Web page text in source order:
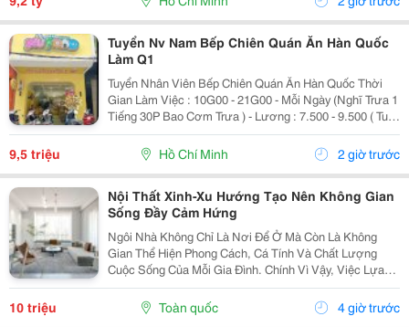
Tuyển Nv Nam Bếp Chiên Quán Ăn Hàn Quốc
Làm Q1
Tuyển Nhân Viên Bếp Chiên Quán Ăn Hàn Quốc Thời
Gian Làm Việc : 10G00 - 21G00 - Mỗi Ngày (Nghĩ Trưa 1
Tiếng 30P Bao Cơm Trưa ) - Lương : 7.500 - 9.500 ( Tuỳ
Theo Năng Lực ) Mô Tả Công Việc: - Bếp Chiên : Sử
Dụng Được Chảo Non Biết Chiên...
9,5 triệu Hồ Chí Minh 2 giờ trước
Nội Thất Xinh-Xu Hướng Tạo Nên Không Gian
Sống Đầy Cảm Hứng
Ngôi Nhà Không Chỉ Là Nơi Để Ở Mà Còn Là Không
Gian Thể Hiện Phong Cách, Cá Tính Và Chất Lượng
Cuộc Sống Của Mỗi Gia Đình. Chính Vì Vậy, Việc Lựa
Chọn Nội Thất Xinh Đang Trở Thành Xu Hướng Được
Nhiều Người Quan Tâm Khi Muốn Biến Không Gian
Sống Trở...
10 triệu Toàn quốc 4 giờ trước